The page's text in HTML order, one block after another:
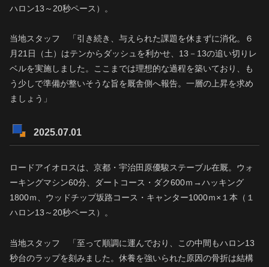
ハロン13～20秒ペース）。
当地スタッフ 「引き続き、与えられた課題を休まずに消化。６
月21日（土）はテンからダッシュを利かせ、13－13の追い切りレ
ベルを実施しました。ここまでは理想的な過程を築いており、も
う少しで準備が整いそうな旨を厩舎側へ報告。一層の上昇を求め
ましょう」
2025.07.01
ロードアイオロスは、京都・宇治田原優駿ステーブル在厩。ウォ
ーキングマシン60分、ダートコース・ダク600ｍ→ハッキング
1800ｍ、ウッドチップ坂路コース・キャンター1000ｍ×１本（１
ハロン13～20秒ペース）。
当地スタッフ 「至って順調に運んでおり、この中間もハロン13
秒台のラップを刻みました。休養を強いられた原因の骨折は結構